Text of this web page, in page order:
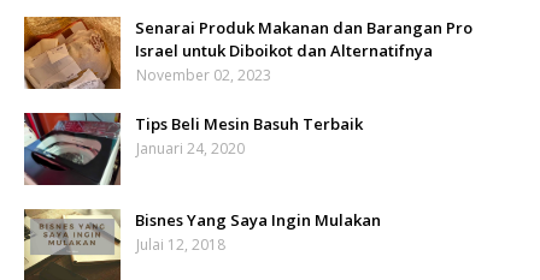
Senarai Produk Makanan dan Barangan Pro
Israel untuk Diboikot dan Alternatifnya
November 02, 2023
Tips Beli Mesin Basuh Terbaik
Januari 24, 2020
Bisnes Yang Saya Ingin Mulakan
Julai 12, 2018